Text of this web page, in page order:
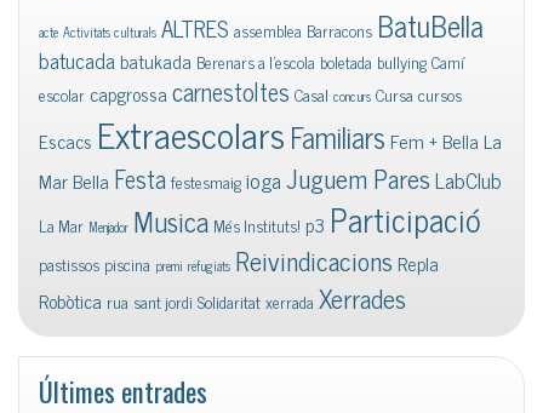
acte Activitats culturals ALTRES assemblea Barracons BatuBella
batucadabatukada Berenars a l'escola boletada bullyingCamí
escolar capgrossacarnestoltes Casal concurs Cursa cursos
Escacs ExtraescolarsFamiliars Fem + Bella La
Mar Bella FestafestesmaigiogaJuguem ParesLabClub
La Mar Menjador Musica Més Instituts! p3 Participació
pastissos piscina premi refugiats Reivindicacions Repla
Robòtica rua sant jordi Solidaritatxerrada Xerrades
Últimes entrades